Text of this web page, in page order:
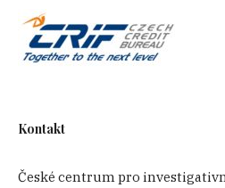
Kontakt
České centrum pro